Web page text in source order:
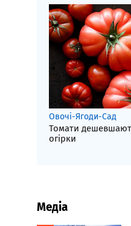
Овочі-Ягоди-Сад
Томати
огірки
Медіа